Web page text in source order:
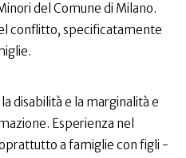
del Comune di Milano.
conflitto, specificatamente
disabilità e la marginalità e
Esperienza nel
a famiglie con figli -